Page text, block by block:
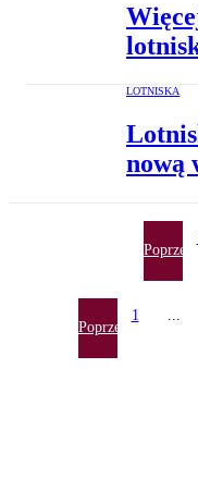
LOTNISKA
nową
Poprzednia
1